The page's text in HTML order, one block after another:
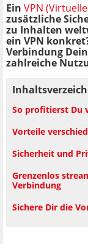
Ein VPN
zusätzliche
zu Inhalten
ein VPN
Verbindung
zahlreiche
So profitierst Du
Vorteile
Sicherheit und
Grenzenlos
Verbindung
Sichere Dir die